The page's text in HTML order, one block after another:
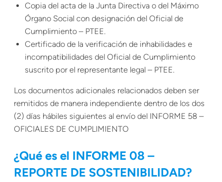
Copia del acta de la Junta Directiva o del Máximo
Órgano Social con designación del Oficial de
Cumplimiento – PTEE.
Certificado de la verificación de inhabilidades e
incompatibilidades del Oficial de Cumplimiento
suscrito por el representante legal – PTEE.
Los documentos adicionales relacionados deben ser
remitidos de manera independiente dentro de los dos
(2) días hábiles siguientes al envío del INFORME 58 –
OFICIALES DE CUMPLIMIENTO
¿Qué es el INFORME 08 –
REPORTE DE SOSTENIBILIDAD?